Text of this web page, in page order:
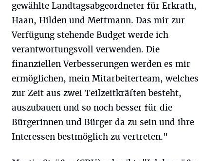
gewählte Landtagsabgeordneter für Erkrath,
Haan, Hilden und Mettmann. Das mir zur
Verfügung stehende Budget werde ich
verantwortungsvoll verwenden. Die
finanziellen Verbesserungen werden es mir
ermöglichen, mein Mitarbeiterteam, welches
zur Zeit aus zwei Teilzeitkräften besteht,
auszubauen und so noch besser für die
Bürgerinnen und Bürger da zu sein und ihre
Interessen bestmöglich zu vertreten."